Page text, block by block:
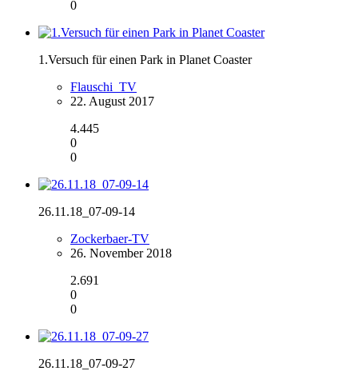
0
1.Versuch für einen Park in Planet Coaster
Flauschi_TV
22. August 2017
4.445
0
0
26.11.18_07-09-14
Zockerbaer-TV
26. November 2018
2.691
0
0
26.11.18_07-09-27